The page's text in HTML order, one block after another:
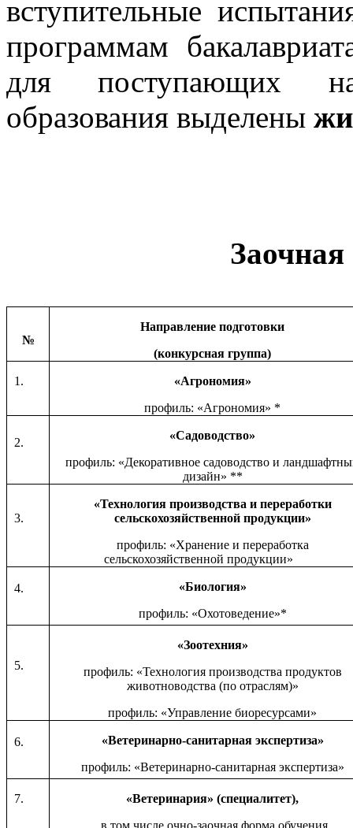
вступительные
программам
для поступающих на
образования выделены
№
Направление подготовки
(конкурсная группа)
1.
«Агрономия»
профиль: «Агрономия» *
2.
«Садоводство»
профиль: «Декоративное садоводство и
дизайн» **
3.
«Технология производства и переработки
сельскохозяйственной продукции»
профиль: «Хранение и переработка
сельскохозяйственной продукции»
4.
«Биология»
профиль: «Охотоведение»*
5.
«Зоотехния»
профиль: «Технология производства продуктов
животноводства (по отраслям)»
профиль: «Управление биоресурсами»
6.
«Ветеринарно-санитарная экспертиза»
профиль: «Ветеринарно-санитарная экспертиза»
7.
«Ветеринария» (специалитет),
в том числе очно-заочная форма обучения